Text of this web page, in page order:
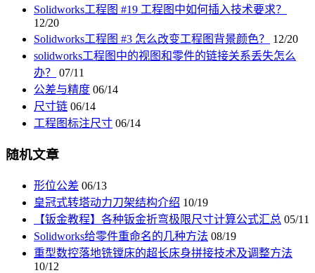
Solidworks工程图 #19 工程图中如何插入技术要求？
12/20
Solidworks工程图 #3 怎么改变工程图背景颜色？
12/20
solidworks工程图中的视图和零件的链接关系丢失怎么
办？
07/11
公差与精度 06/14
尺寸链 06/14
工程图标注尺寸 06/14
随机文章
形位公差 06/13
皇冠式转塔动力刀架结构介绍 10/19
【钣金教程】各种钣金折弯极限尺寸计算公式汇总 05/11
Solidworks给零件重命名的几种方法 08/19
重型数控落地铣镗床的超长床身拼接技术及调整方法
10/12